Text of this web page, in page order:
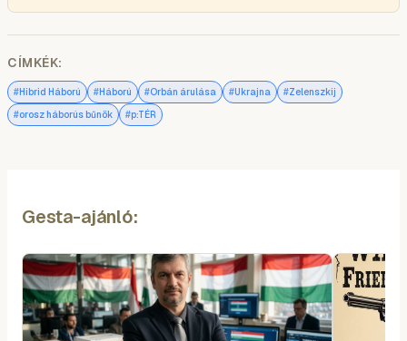
CÍMKÉK:
#Hibrid Háború #Háború #Orbán árulása #Ukrajna #Zelenszkij
#orosz háborús bűnök #p:TÉR
Gesta-ajánló: